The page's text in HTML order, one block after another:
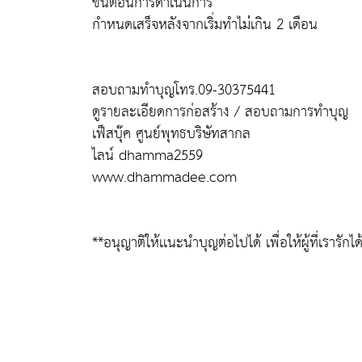
กำหนดเสร็จหลังจากเริ่มทำไม่่เกิน 2 เดือน
สอบถามทำบุญโทร.09-30375441
ดูรายละเอียดการก่อสร้าง / สอบถามการทำบุญ
เฟ็สบุ๊ค ศูนย์พุทธบริษัทสากล
ไลน์ dhamma2559
www.dhammadee.com
**อนุญาติให้เเนะนำบุญต่อไปได้ เพื่อให้ผู้ที่เรารัก